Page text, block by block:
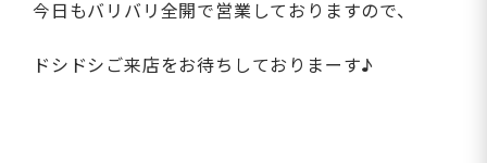
今日もバリバリ全開で営業しておりますので、
ドシドシご来店をお待ちしておりまーす♪